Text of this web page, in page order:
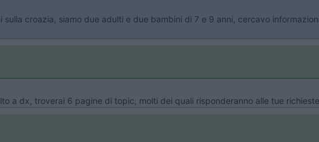
croazia, siamo due adulti e due bambini di 7 e 9 anni, cercavo
a dx, troverai 6 pagine di topic, molti dei quali risponderanno alle tue